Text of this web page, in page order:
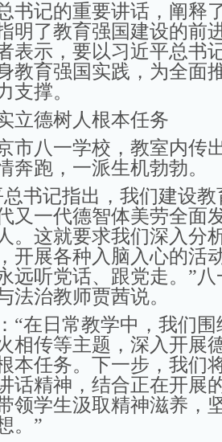
记的重要讲话，阐释
明了教育强国建设的前
表示，要以习近平总书
教育强国实践，为全面
支撑。
德树人根本任务
八一学校，教室内传
奔跑，一派生机勃勃。
记指出，我们建设教
又一代德智体美劳全面
。这就要求我们深入分
开展各种入脑入心的活
远听党话、跟党走。”
法治教师贾茜说。
日常教学中，我们围
相传等主题，深入开展
本任务。下一步，我们
话精神，结合正在开展
领学生汲取精神滋养，
。”